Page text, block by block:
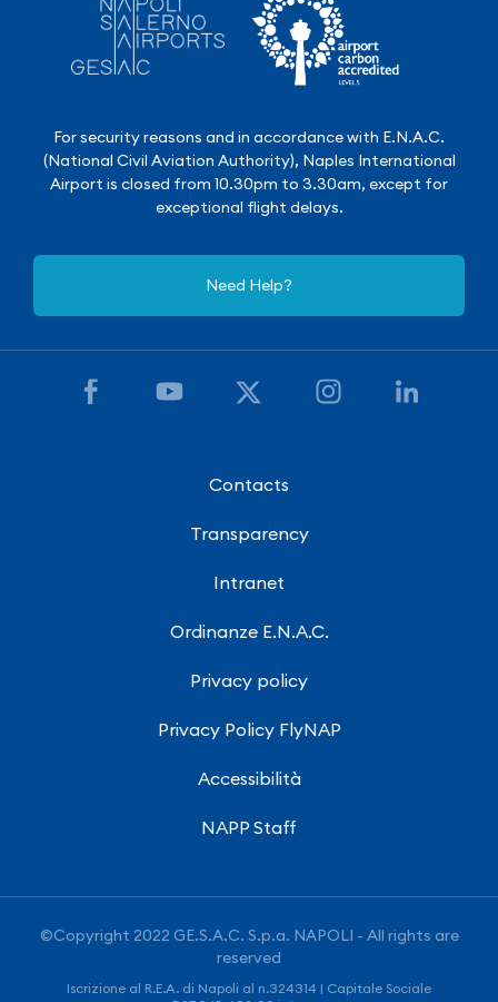
For security reasons and in accordance with E.N.A.C.
(National Civil Aviation Authority), Naples International
Airport is closed from 10.30pm to 3.30am, except for
exceptional flight delays.
Need Help?
Contacts
Transparency
Intranet
Ordinanze E.N.A.C.
Privacy policy
Privacy Policy FlyNAP
Accessibilità
NAPP Staff
©Copyright 2022 GE.S.A.C. S.p.a. NAPOLI - All rights are
reserved
Iscrizione al R.E.A. di Napoli al n.324314 | Capitale Sociale